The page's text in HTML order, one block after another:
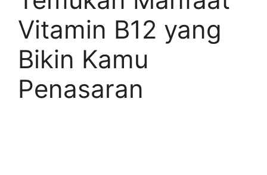
Vitamin B12 yang
Bikin Kamu
Penasaran